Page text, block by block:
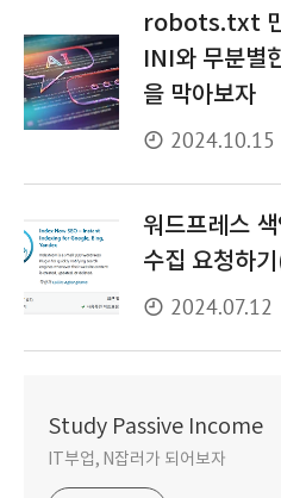
robots.txt 만
INI와 무분별
을 막아보자
2024.10.15
워드프레스
수집 요청하
2024.07.12
Study Passive Income
IT부업, N잡러가 되어보자